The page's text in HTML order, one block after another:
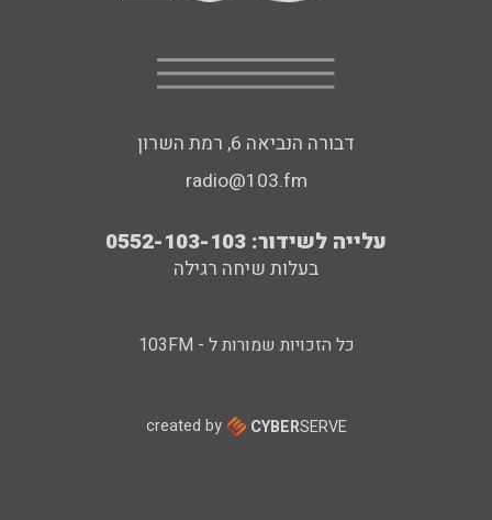
דבורה הנביאה 6, רמת השרון
radio@103.fm
עלייה לשידור: 0552-103-103
בעלות שיחה רגילה
כל הזכויות שמורות ל - 103FM
created by CYBERSERVE